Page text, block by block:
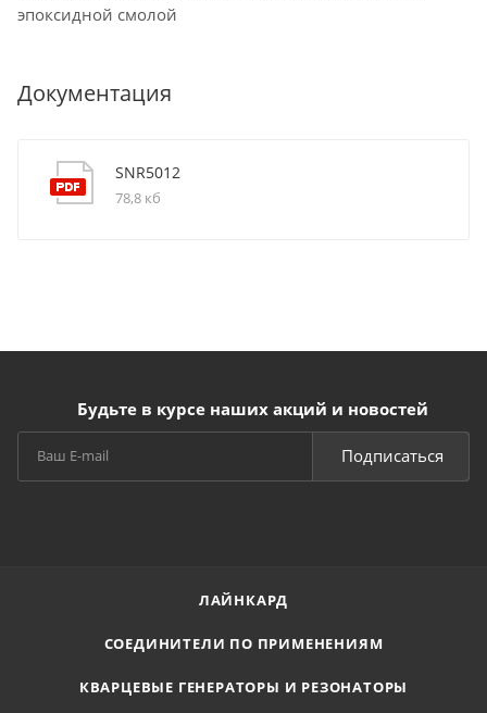
эпоксидной смолой
Документация
SNR5012
78,8 кб
Будьте в курсе наших акций и новостей
Подписаться
ЛАЙНКАРД
СОЕДИНИТЕЛИ ПО ПРИМЕНЕНИЯМ
КВАРЦЕВЫЕ ГЕНЕРАТОРЫ И РЕЗОНАТОРЫ